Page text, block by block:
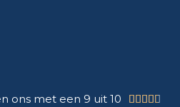
ons met een 9 uit 10     